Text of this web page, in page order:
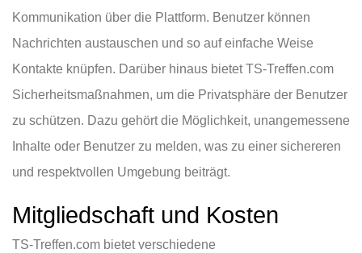
Kommunikation über die Plattform. Benutzer können
Nachrichten austauschen und so auf einfache Weise
Kontakte knüpfen. Darüber hinaus bietet TS-Treffen.com
Sicherheitsmaßnahmen, um die Privatsphäre der Benutzer
zu schützen. Dazu gehört die Möglichkeit, unangemessene
Inhalte oder Benutzer zu melden, was zu einer sichereren
und respektvollen Umgebung beiträgt.
Mitgliedschaft und Kosten
TS-Treffen.com bietet verschiedene